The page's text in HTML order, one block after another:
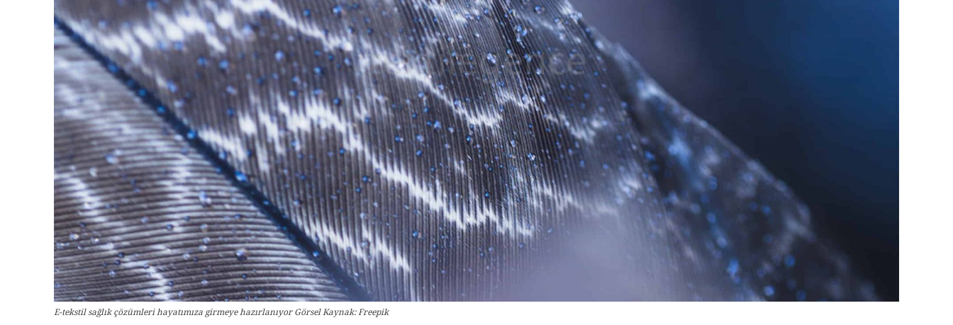
E-tekstil sağlık çözümleri hayatımıza girmeye hazırlanıyor Görsel Kaynak: Freepik